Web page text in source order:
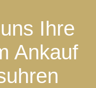
Ihre
Ankauf